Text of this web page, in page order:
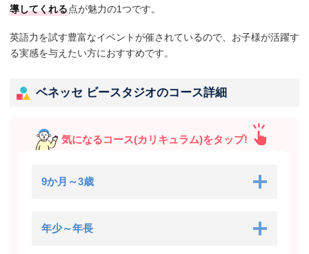
導してくれる点が魅力の1つです。
英語力を試す豊富なイベントが催されているので、お子様が活躍す
る実感を与えたい方におすすめです。
ベネッセ ビースタジオのコース詳細
気になるコース(カリキュラム)をタップ!
9か月～3歳
年少～年長